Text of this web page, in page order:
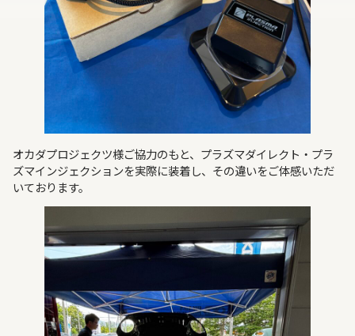
オカダプロジェクツ様ご協力のもと、プラズマダイレクト・プラ
ズマインジェクションを実際に装着し、その違いをご体感いただ
いております。